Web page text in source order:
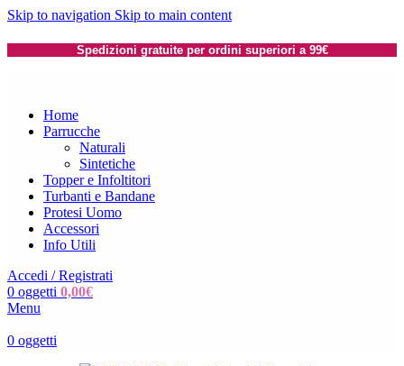
Skip to navigation Skip to main content
Spedizioni gratuite per ordini superiori a 99€
Home
Parrucche
Naturali
Sintetiche
Topper e Infoltitori
Turbanti e Bandane
Protesi Uomo
Accessori
Info Utili
Accedi / Registrati
0 oggetti 0,00€
Menu
0 oggetti